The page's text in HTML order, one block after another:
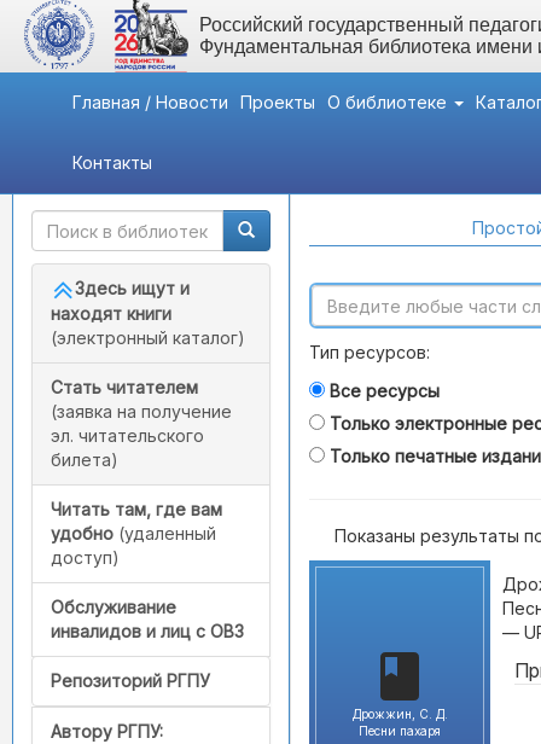
Российский государственный
Фундаментальная библиотека
Главная / Новости Проекты О библиотеке
Контакты
Быстрый доступ
Здесь ищут и
находят книги
(электронный каталог)
Стать читателем
(заявка на получение
эл. читательского
билета)
Читать там, где вам
удобно (удаленный
доступ)
Обслуживание
инвалидов и лиц с ОВЗ
Репозиторий РГПУ
Автору РГПУ:
Тип ресурсов:
Все ресурсы
Только электронные
Только печатные
Показаны результаты
Дрожжин, С. Д.
Песни пахаря
—